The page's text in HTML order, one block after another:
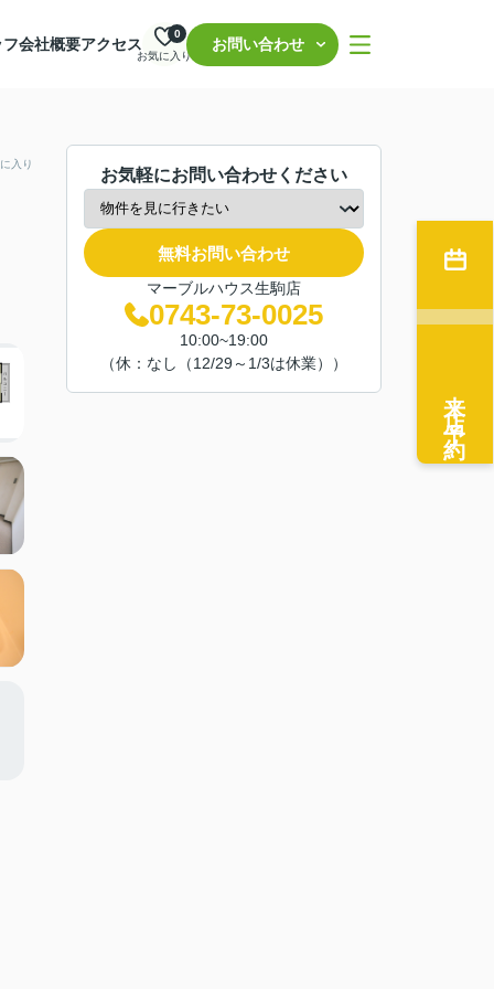
会社概要アクセス
お気に入り
0
お問い合わせ
入り
お気軽にお問い合わせください
無料お問い合わせ
マーブルハウス生駒店
0743-73-0025
10:00~19:00
（休：なし（12/29～1/3は休業））
来店予約